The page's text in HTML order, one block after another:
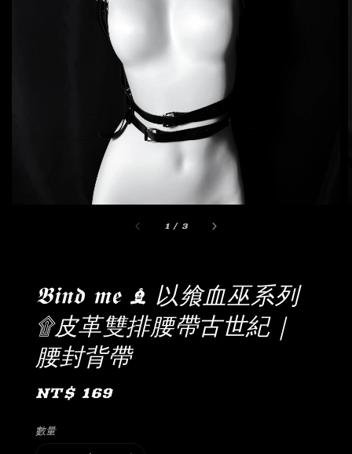
1 / 3
𝕭𝖎𝖓𝖉 𝖒𝖊 ♝ 以飨血巫系列
۩皮革雙排腰帶古世紀｜
腰封背帶
Regular
NT$ 169
數量